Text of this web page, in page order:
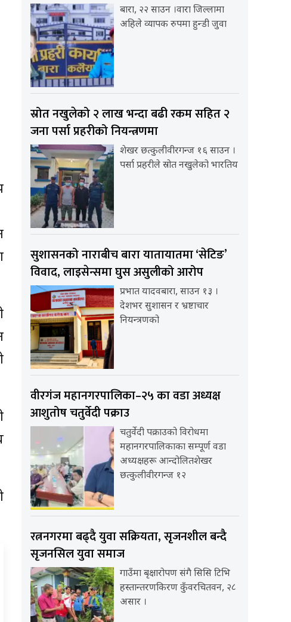
बारा, २२ साउन ।वारा जिल्लामा
अहिले व्यापक रुपमा हुन्डी जुवा
स्रोत नखुलेको २ लाख भन्दा बढी रकम सहित २
जना पर्सा प्रहरीको नियन्त्रणमा
शेखर छत्कुलीवीरगन्ज १६ साउन ।
पर्सा प्रहरीले स्रोत नखुलेको भारतिय
सुशासनको नाराबीच बारा यातायातमा ‘सेटिङ’
विवाद, लाइसेन्समा घुस असुलीको आरोप
प्रभात यादवबारा, साउन १३ ।
देशभर सुशासन र भ्रष्टाचार
नियन्त्रणको
वीरगंज महानगरपालिका–२५ का वडा अध्यक्ष
आशुतोष चतुर्वेदी पक्राउ
चतुर्वेदी पक्राउको विरोधमा
महानगरपालिकाका सम्पूर्ण वडा
अध्यक्षहरू आन्दोलितशेखर
छत्कुलीवीरगन्ज १२
रत्ननगरमा बढ्दै युवा सक्रियता, सृजनशील बन्दै
सृजनसिल युवा समाज
गाउँमा बृक्षारोपण संगै सिसि टिभि
हस्तान्तरणकिरण कुँवरचितवन, २८
असार ।